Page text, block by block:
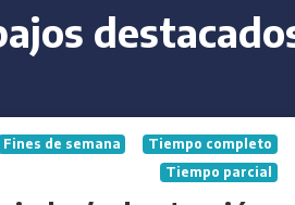
Tiempo parcial
a de comidas